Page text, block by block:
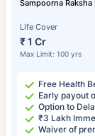
Sampoorna Raksha
Life Cover
₹ 1 Cr
Max Limit: 100 yrs
Free Health
Early payout
Option to
₹3 Lakh
Waiver of